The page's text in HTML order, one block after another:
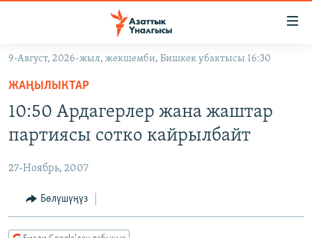
Навигацияга
өтүңүз
салыңызКЫРГЫЗСТАН
ЭКОНОМИКА
МАДАНИЯТ
БОРБОР АЗИЯ
УКРАИНА
АТАЙЫН ИЛИКТӨӨ
ТВ ПРОГРАММАЛАР
9-Август, 2026-жыл, жекшемби, Бишкек убактысы 16:30
ЖАҢЫЛЫКТАР
10:50 Ардагерлер жана жаштар
партиясы сотко кайрылбайт
27-Ноябрь, 2007
Бөлүшүңүз